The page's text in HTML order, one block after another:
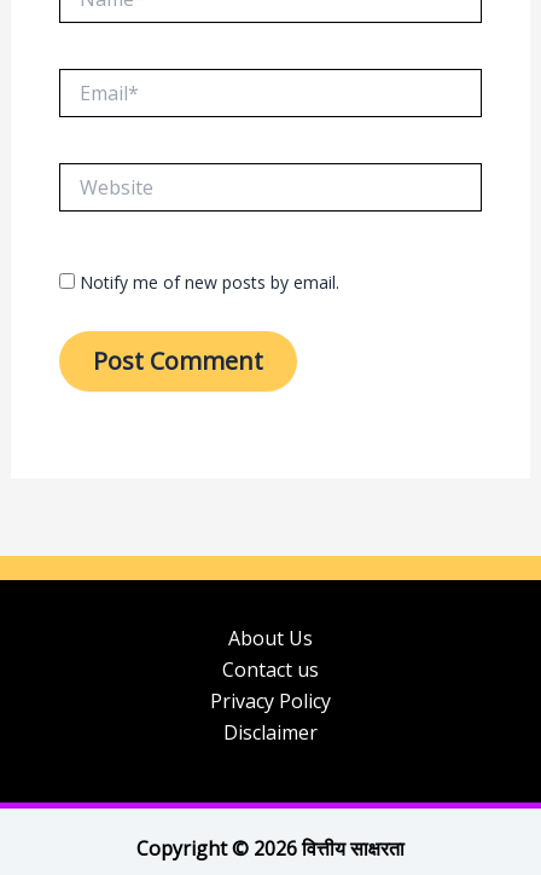
Notify me of new posts by email.
About Us
Contact us
Privacy Policy
Disclaimer
Copyright © 2026 वित्तीय साक्षरता